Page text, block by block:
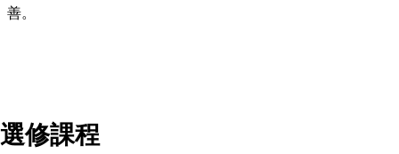
善。
選修課程